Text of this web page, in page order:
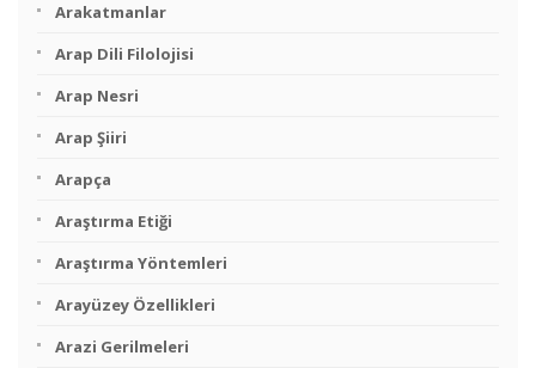
Arakatmanlar
Arap Dili Filolojisi
Arap Nesri
Arap Şiiri
Arapça
Araştırma Etiği
Araştırma Yöntemleri
Arayüzey Özellikleri
Arazi Gerilmeleri